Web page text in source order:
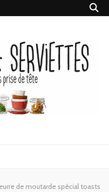
de moutarde spécial toasts